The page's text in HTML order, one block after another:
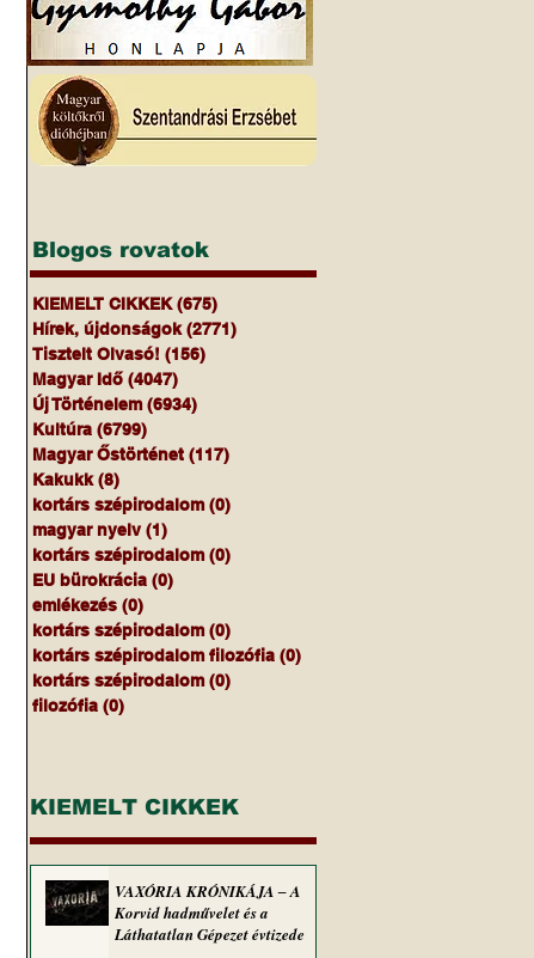
Blogos rovatok
KIEMELT CIKKEK (675)
Hírek, újdonságok (2771)
Tisztelt Olvasó! (156)
Magyar Idő (4047)
Új Történelem (6934)
Kultúra (6799)
Magyar Őstörténet (117)
Kakukk (8)
kortárs szépirodalom (0)
magyar nyelv (1)
kortárs szépirodalom (0)
EU bürokrácia (0)
emlékezés (0)
kortárs szépirodalom (0)
kortárs szépirodalom filozófia (0)
kortárs szépirodalom (0)
filozófia (0)
KIEMELT CIKKEK
VAXÓRIA KRÓNIKÁJA ‒ A
Korvid hadművelet és a
Láthatatlan Gépezet évtizede